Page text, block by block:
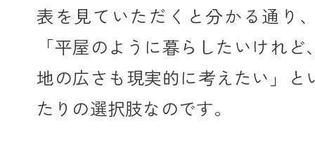
表を見ていただくと分かる通り
「平屋のように暮らしたいけれ
地の広さも現実的に考えたい」と
たりの選択肢なのです。